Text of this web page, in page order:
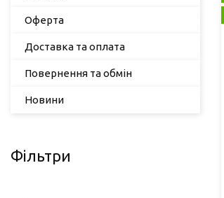
Оферта
Доставка та оплата
Повернення та обмін
Новини
Фільтри